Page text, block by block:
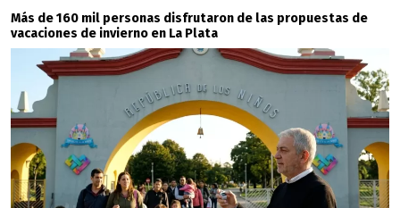
Más de 160 mil personas disfrutaron de las propuestas de
vacaciones de invierno en La Plata